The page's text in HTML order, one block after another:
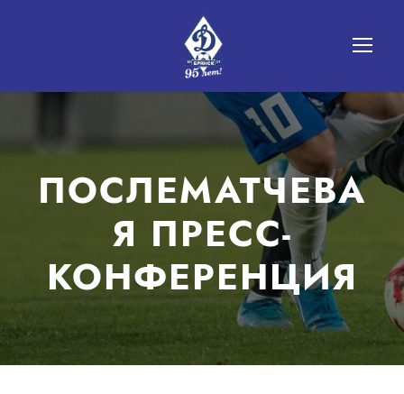
ПОСЛЕМАТЧЕВА
Я ПРЕСС-
КОНФЕРЕНЦИЯ